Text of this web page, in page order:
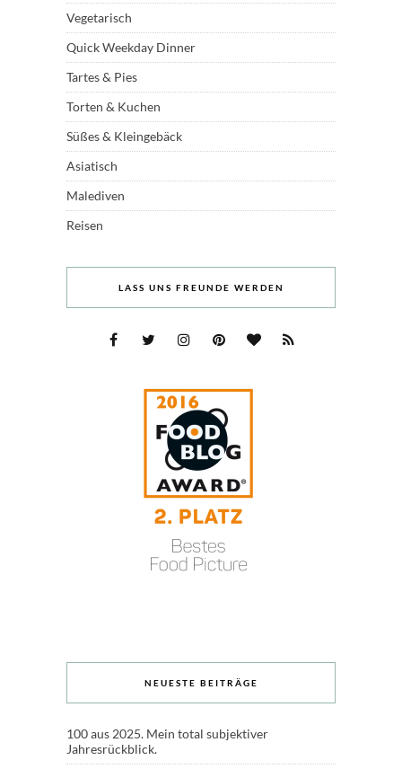
Vegetarisch
Quick Weekday Dinner
Tartes & Pies
Torten & Kuchen
Süßes & Kleingebäck
Asiatisch
Malediven
Reisen
LASS UNS FREUNDE WERDEN
NEUESTE BEITRÄGE
100 aus 2025. Mein total subjektiver
Jahresrückblick.